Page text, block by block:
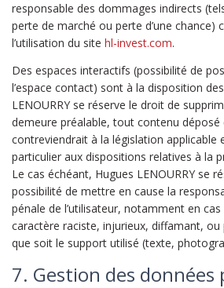
responsable des dommages indirects
perte de marché ou perte d’une chance)
l’utilisation du site hl-invest.com.
Des espaces interactifs (possibilité de
l’espace contact) sont à la disposition
LENOURRY se réserve le droit de
demeure préalable, tout contenu déposé
contreviendrait à la législation applicable
particulier aux dispositions relatives à la
Le cas échéant, Hugues LENOURRY se
possibilité de mettre en cause la
pénale de l’utilisateur, notamment en
caractère raciste, injurieux, diffamant, ou
que soit le support utilisé (texte,
7. Gestion des données